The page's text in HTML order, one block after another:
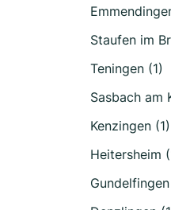
Staufen im
Teningen (1)
Sasbach am
Kenzingen (1)
Heitersheim
Gundelfingen